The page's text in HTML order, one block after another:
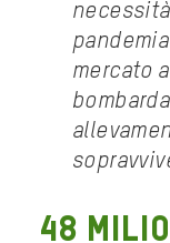
mercato
48